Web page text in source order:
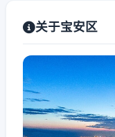
关于宝安区